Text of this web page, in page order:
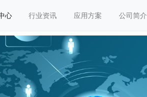
心 行业资讯 应用方案 公司简介